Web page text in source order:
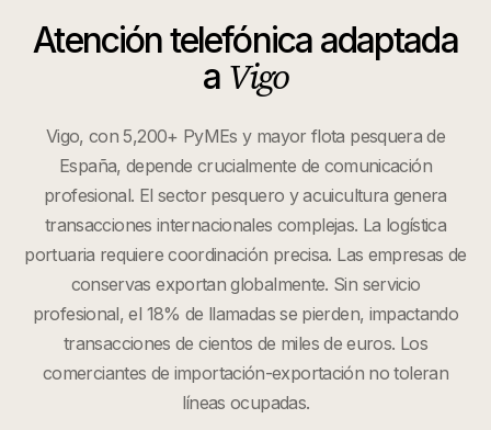
Atención telefónica adaptada
a Vigo
Vigo, con 5,200+ PyMEs y mayor flota pesquera de
España, depende crucialmente de comunicación
profesional. El sector pesquero y acuicultura genera
transacciones internacionales complejas. La logística
portuaria requiere coordinación precisa. Las empresas de
conservas exportan globalmente. Sin servicio
profesional, el 18% de llamadas se pierden, impactando
transacciones de cientos de miles de euros. Los
comerciantes de importación-exportación no toleran
líneas ocupadas.